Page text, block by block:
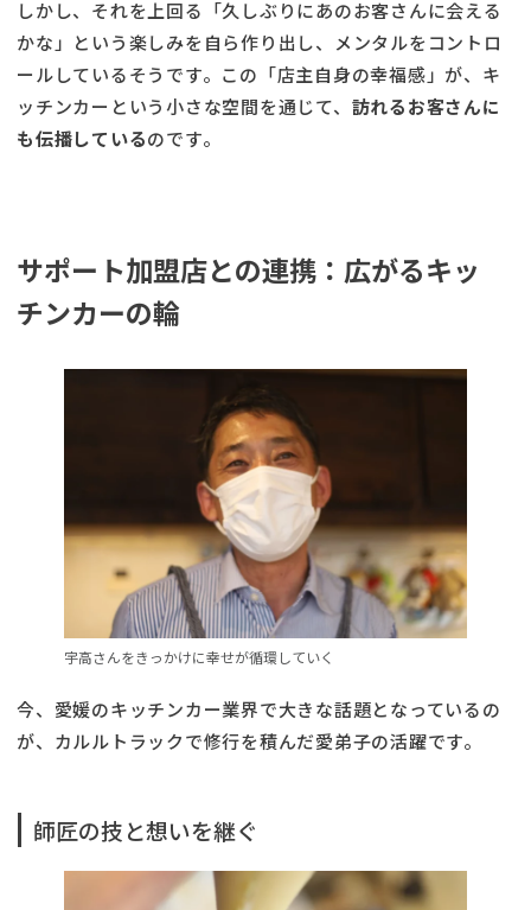
しかし、それを上回る「久しぶりにあのお客さんに会える
かな」という楽しみを自ら作り出し、メンタルをコントロ
ールしているそうです。この「店主自身の幸福感」が、キ
ッチンカーという小さな空間を通じて、 訪れるお客さんに
も伝播しているのです。
サポート加盟店との連携：広がるキッ
チンカーの輪
宇高さんをきっかけに幸せが循環していく
今、愛媛のキッチンカー業界で大きな話題となっているの
が、カルルトラックで修行を積んだ愛弟子の活躍です。
師匠の技と想いを継ぐ